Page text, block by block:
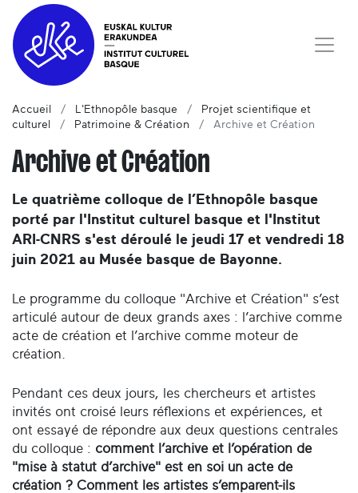
Accueil L'Ethnopôle basque
Projet scientifique et
culturel
Patrimoine & Création Archive et Création
Archive et Création
Le quatrième colloque de l’Ethnopôle basque
porté par l'Institut culturel basque et l'Institut
ARI-CNRS s'est déroulé le jeudi 17 et vendredi 18
juin 2021 au Musée basque de Bayonne.
Le programme du colloque "Archive et Création" s’est
articulé autour de deux grands axes : l’archive comme
acte de création et l’archive comme moteur de
création.
Pendant ces deux jours, les chercheurs et artistes
invités ont croisé leurs réflexions et expériences, et
ont essayé de répondre aux deux questions centrales
du colloque : comment l’archive et l’opération de
"mise à statut d’archive" est en soi un acte de
création ? Comment les artistes s’emparent-ils